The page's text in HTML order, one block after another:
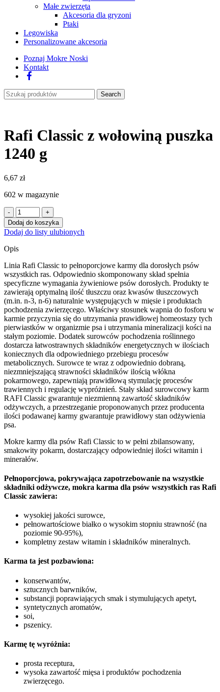
Małe zwierzęta
Akcesoria dla gryzoni
Ptaki
Legowiska
Personalizowane akcesoria
Poznaj Mokre Noski
Kontakt
Search
Rafi Classic z wołowiną puszka
1240 g
6,67 zł
602 w magazynie
ilość
Rafi
Classic
z
wołowiną
1240
g
Dodaj do koszyka
Dodaj do listy ulubionych
Opis
Linia Rafi Classic to pełnoporcjowe karmy dla dorosłych psów
wszystkich ras. Odpowiednio skomponowany skład spełnia
specyficzne wymagania żywieniowe psów dorosłych. Produkty te
zawierają optymalną ilość tłuszczu oraz kwasów tłuszczowych
(m.in. n-3, n-6) naturalnie występujących w mięsie i produktach
pochodzenia zwierzęcego. Właściwy stosunek wapnia do fosforu w
karmie przyczynia się do utrzymania prawidłowej homeostazy tych
pierwiastków w organizmie psa i utrzymania mineralizacji kości na
stałym poziomie. Dodatek surowców pochodzenia roślinnego
dostarcza łatwostrawnych składników energetycznych w ilościach
koniecznych dla odpowiedniego przebiegu procesów
metabolicznych. Surowce te wraz z odpowiednio dobraną,
niezmniejszającą strawności składników ilością włókna
pokarmowego, zapewniają prawidłową stymulację procesów
trawiennych i regulację wypróżnień. Stały skład surowcowy karm
RAFI Classic gwarantuje niezmienną zawartość składników
odżywczych, a przestrzeganie proponowanych przez producenta
ilości podawanej karmy gwarantuje prawidłowy stan odżywienia
psa.
Mokre karmy dla psów Rafi Classic to w pełni zbilansowany,
smakowity pokarm, dostarczający odpowiedniej ilości witamin i
minerałów.
Pełnoporcjowa, pokrywająca zapotrzebowanie na wszystkie
składniki odżywcze, mokra karma dla psów wszystkich ras Rafi
Classic zawiera:
wysokiej jakości surowce,
pełnowartościowe białko o wysokim stopniu strawność (na
poziomie 90-95%),
kompletny zestaw witamin i składników mineralnych.
Karma ta jest pozbawiona:
konserwantów,
sztucznych barwników,
substancji poprawiających smak i stymulujących apetyt,
syntetycznych aromatów,
soi,
pszenicy.
Karmę tę wyróżnia:
prosta receptura,
wysoka zawartość mięsa i produktów pochodzenia
zwierzęcego.